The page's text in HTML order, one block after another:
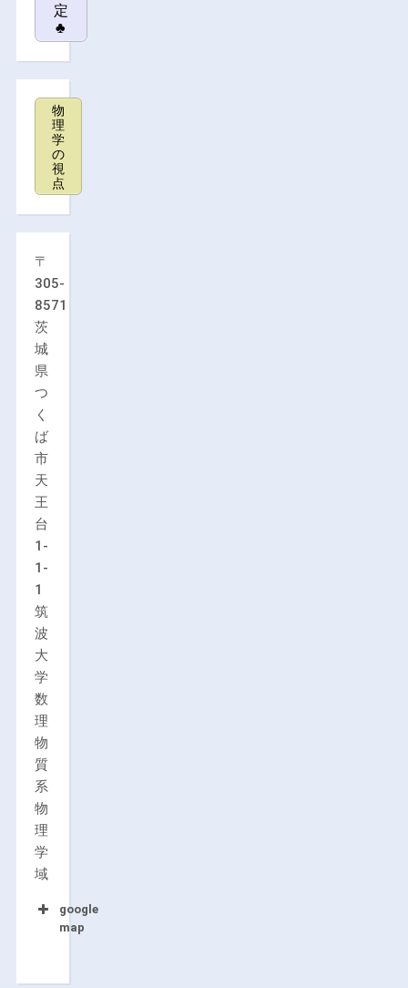
定
♣
物
理
学
の
視
点
〒
305-
8571
茨
城
県
つ
く
ば
市
天
王
台
1-
1-
1
筑
波
大
学
数
理
物
質
系
物
理
学
域
google
map